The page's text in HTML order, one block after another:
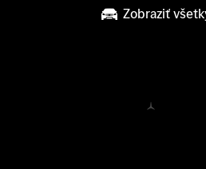
Zobraziť